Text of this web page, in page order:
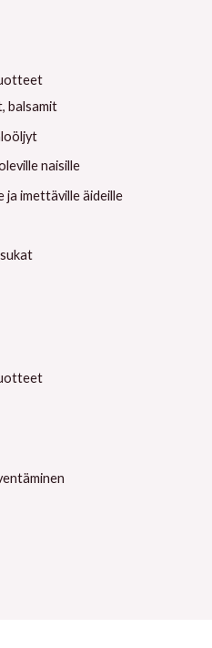
balsamit
naisille
ja imettäville äideille